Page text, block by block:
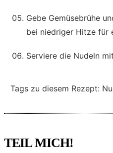
Gebe Gemüsebrühe
bei niedriger Hitze für
Serviere die Nudeln
Tags zu diesem Rezept:
TEIL MICH!